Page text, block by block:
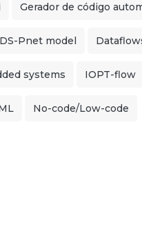
Gerador de código
DS-Pnet model
systems IOPT-flow
No-code/Low-code